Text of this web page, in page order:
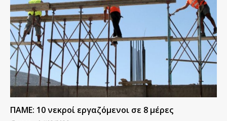
ΠΑΜΕ: 10 νεκροί εργαζόμενοι σε 8 μέρες